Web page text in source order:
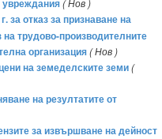
увреждания( Нов )
отказ за признаване на
трудово-производителните
организация( Нов )
на земеделските земи(
на резултатите от
за извършване на дейност